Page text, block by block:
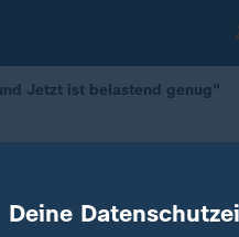
Jetzt ist belastend genug"
und Jetzt ist
Deine